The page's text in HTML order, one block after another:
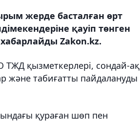
жерде басталған өрт
қауіп төнген
Zakon.kz.
қызметкерлері, сондай-ақ
және табиғатты пайдалануды
қураған шөп пен